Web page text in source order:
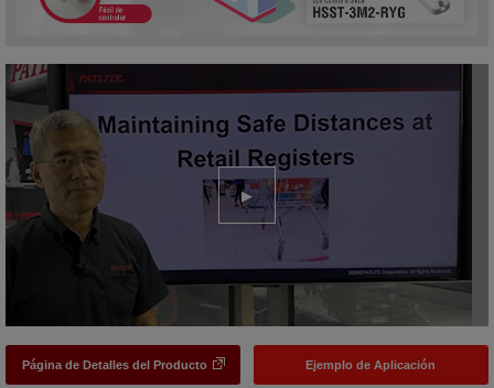
Página de Detalles del Producto Ejemplo de Aplicación